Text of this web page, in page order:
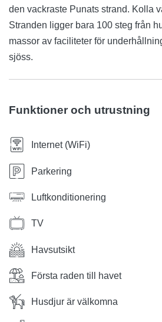
den vackraste Punats strand. Kolla
Stranden ligger bara 100 steg från
massor av faciliteter för
sjöss.
Funktioner och utrustning
Internet (WiFi)
Parkering
Luftkonditionering
TV
Havsutsikt
Första raden till havet
Husdjur är välkomna